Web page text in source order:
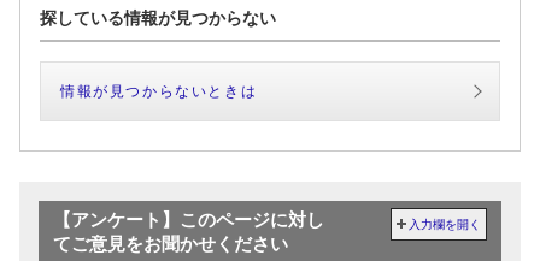
探している情報が見つからない
情報が見つからないときは
【アンケート】このページに対し
てご意見をお聞かせください
入力欄を開く